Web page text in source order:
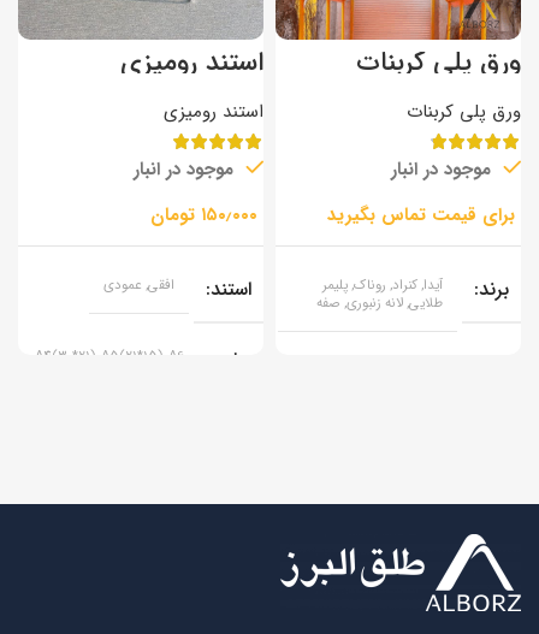
ورق پلی کربنات
دوجداره
ورق پلی کربنات
موجود در انبار
برند
آیدا, کنراد, روناک, پلیمر
طلایی, لانه زنبوری, صفه
استند رومیزی
استند رومیزی
موجود در انبار
تومان
استند افقی, عمودی
سایز
A4(30*21), A5(21*15), A6